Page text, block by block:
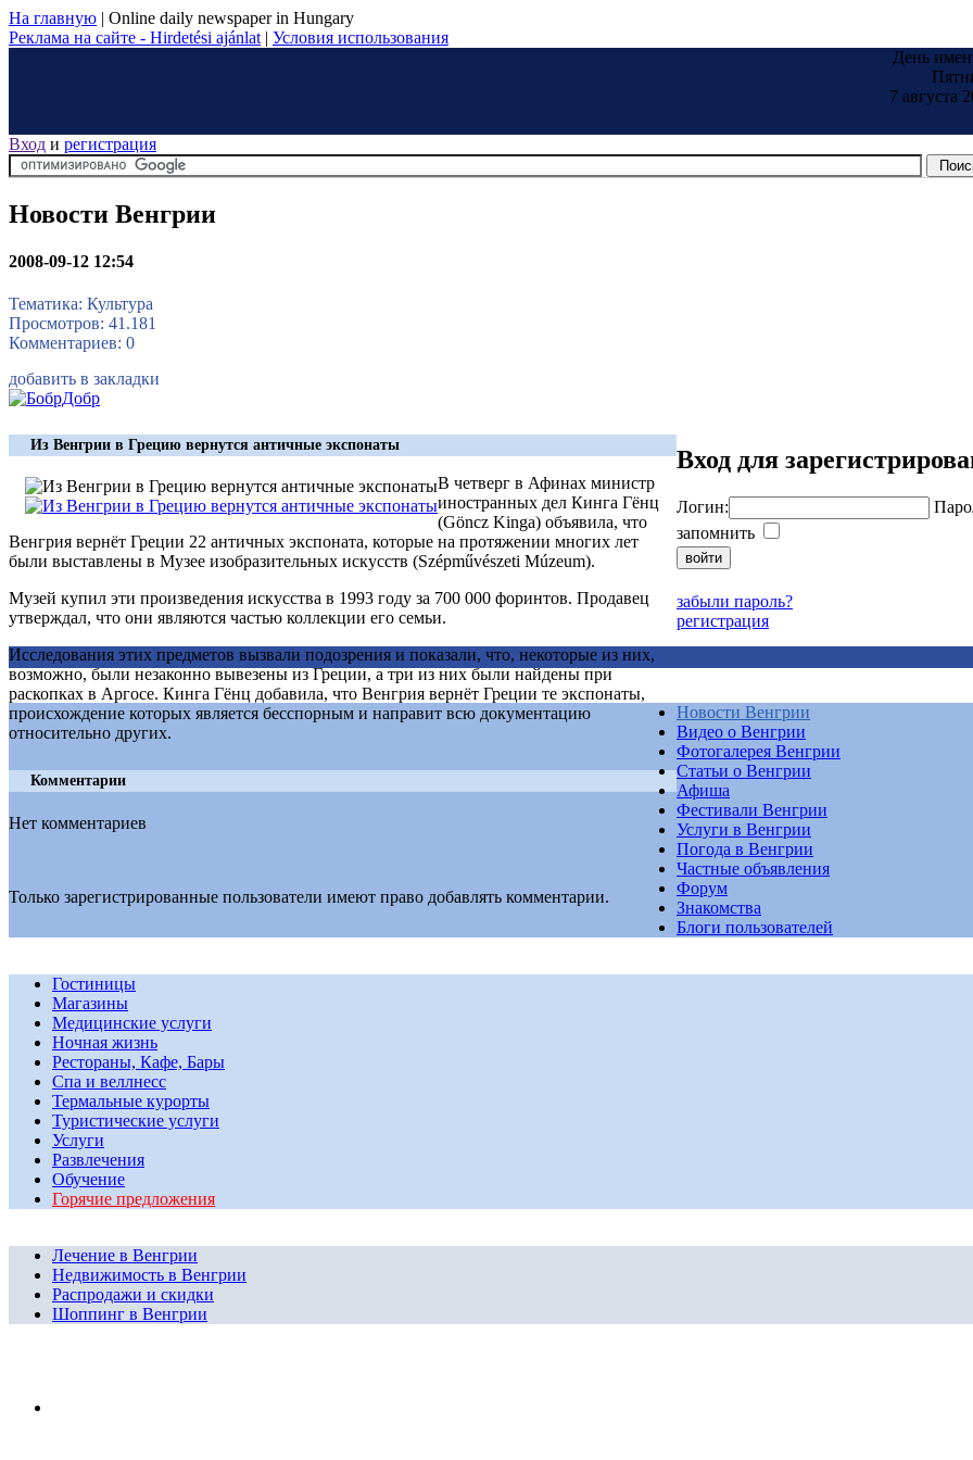
На главную | Online daily newspaper in Hungary
Реклама на сайте - Hirdetési ajánlat | Условия использования
День
7 августа
Вход и регистрация
Новости Венгрии
2008-09-12 12:54
Тематика: Культура
Просмотров: 41.181
Комментариев: 0
добавить в закладки
Из Венгрии в Грецию вернутся античные экспонаты
В четверг в Афинах министр
иностранных дел Кинга Гёнц
(Göncz Kinga) объявила, что
Венгрия вернёт Греции 22 античных экспоната, которые на протяжении многих лет
были выставлены в Музее изобразительных искусств (Szépművészeti Múzeum).
Музей купил эти произведения искусства в 1993 году за 700 000 форинтов. Продавец
утверждал, что они являются частью коллекции его семьи.
Исследования этих предметов вызвали подозрения и показали, что, некоторые из них,
возможно, были незаконно вывезены из Греции, а три из них были найдены при
раскопках в Аргосе. Кинга Гёнц добавила, что Венгрия вернёт Греции те экспонаты,
происхождение которых является бесспорным и направит всю документацию
относительно других.
Комментарии
Нет комментариев
Только зарегистрированные пользователи имеют право добавлять комментарии.
Вход для
Логин:
запомнить
забыли пароль?
регистрация
Новости Венгрии
Видео о Венгрии
Фотогалерея Венгрии
Статьи о Венгрии
Афиша
Фестивали Венгрии
Услуги в Венгрии
Погода в Венгрии
Частные объявления
Форум
Знакомства
Блоги пользователей
Гостиницы
Магазины
Медицинские услуги
Ночная жизнь
Рестораны, Кафе, Бары
Спа и веллнесс
Термальные курорты
Туристические услуги
Услуги
Развлечения
Обучение
Горячие предложения
Лечение в Венгрии
Недвижимость в Венгрии
Распродажи и скидки
Шоппинг в Венгрии